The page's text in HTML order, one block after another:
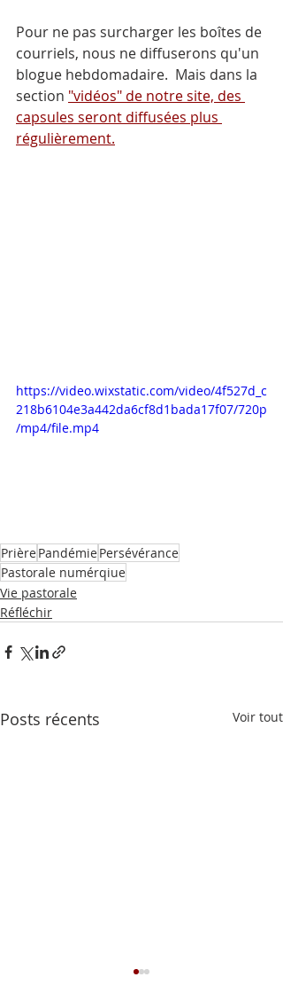
Pour ne pas surcharger les boîtes de
courriels, nous ne diffuserons qu'un
blogue hebdomadaire.  Mais dans la
section "vidéos" de notre site, des
capsules seront diffusées plus
régulièrement.
https://video.wixstatic.com/video/4f527d_c
218b6104e3a442da6cf8d1bada17f07/720p
/mp4/file.mp4
PrièrePandémiePersévérance
Pastorale numérqiue
Vie pastorale
Réfléchir
Posts récents Voir tout